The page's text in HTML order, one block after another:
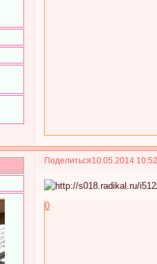
Поделиться10.05.2014
0